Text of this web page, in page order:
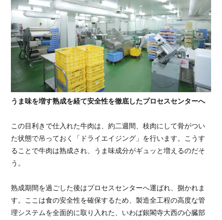
うま味を増す熟成を経て安全性を徹底したプロセスセンターへ
この目利きで仕入れた牛肉は、約二週間、枝肉にして骨がつい
た状態で吊っておく「ドライエイジング」を行います。こうす
ることで牛肉は熟成され、うま味成分がギュッと増えるのだそ
う。
熟成期間を過ごした後はプロセスセンターへ運ばれ、捌かれま
す。ここは食の安全性を確保するため、製造全工程の高度な管
理システムを全面的に取り入れた、いわば銀閣寺大西の心臓部